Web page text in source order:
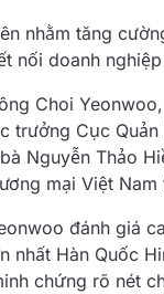
nhằm tăng
nối doanh
Choi
trưởng Cục
Nguyễn Thảo
mại Việt
đánh giá
nhất Hàn Quốc
chứng rõ nét